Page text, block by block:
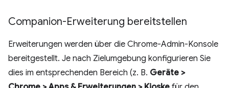
Companion-Erweiterung bereitstellen
Erweiterungen werden über die Chrome-Admin-Konsole
bereitgestellt. Je nach Zielumgebung konfigurieren Sie
dies im entsprechenden Bereich (z. B. Geräte >